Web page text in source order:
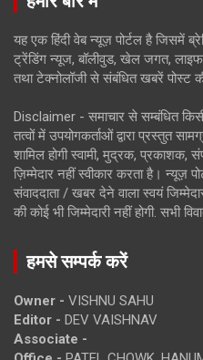
यह एक हिंदी वेब न्यूज़ पोर्टल है जिसमें
ट्रेंडिंग न्यूज, बॉलीवुड, खेल जगत,
तथा टेक्नोलॉजी से संबंधित खबरें पोस्ट
Disclaimer - समाचार से सम्बंधित
तत्वों में उपयोगकर्ताओं द्वारा प्रस्तुत
शामिल होगी स्वामी, मुद्रक, प्रकाशक,
ज़िम्मेदार नहीं स्वीकार करता है। न्यूज़
संवाददाता / खबर देने वाला स्वयं
की कोई भी जिम्मेदारी नहीं होगी. सभी
हमसे सम्पर्क करें
Owner - VISHNU SAHU
Editor - DEV VAISHNAV
Associate -